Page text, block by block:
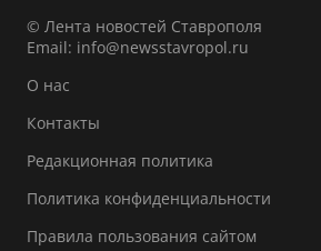
© Лента новостей Ставрополя
Email: info@newsstavropol.ru
О нас
Контакты
Редакционная политика
Политика конфиденциальности
Правила пользования сайтом